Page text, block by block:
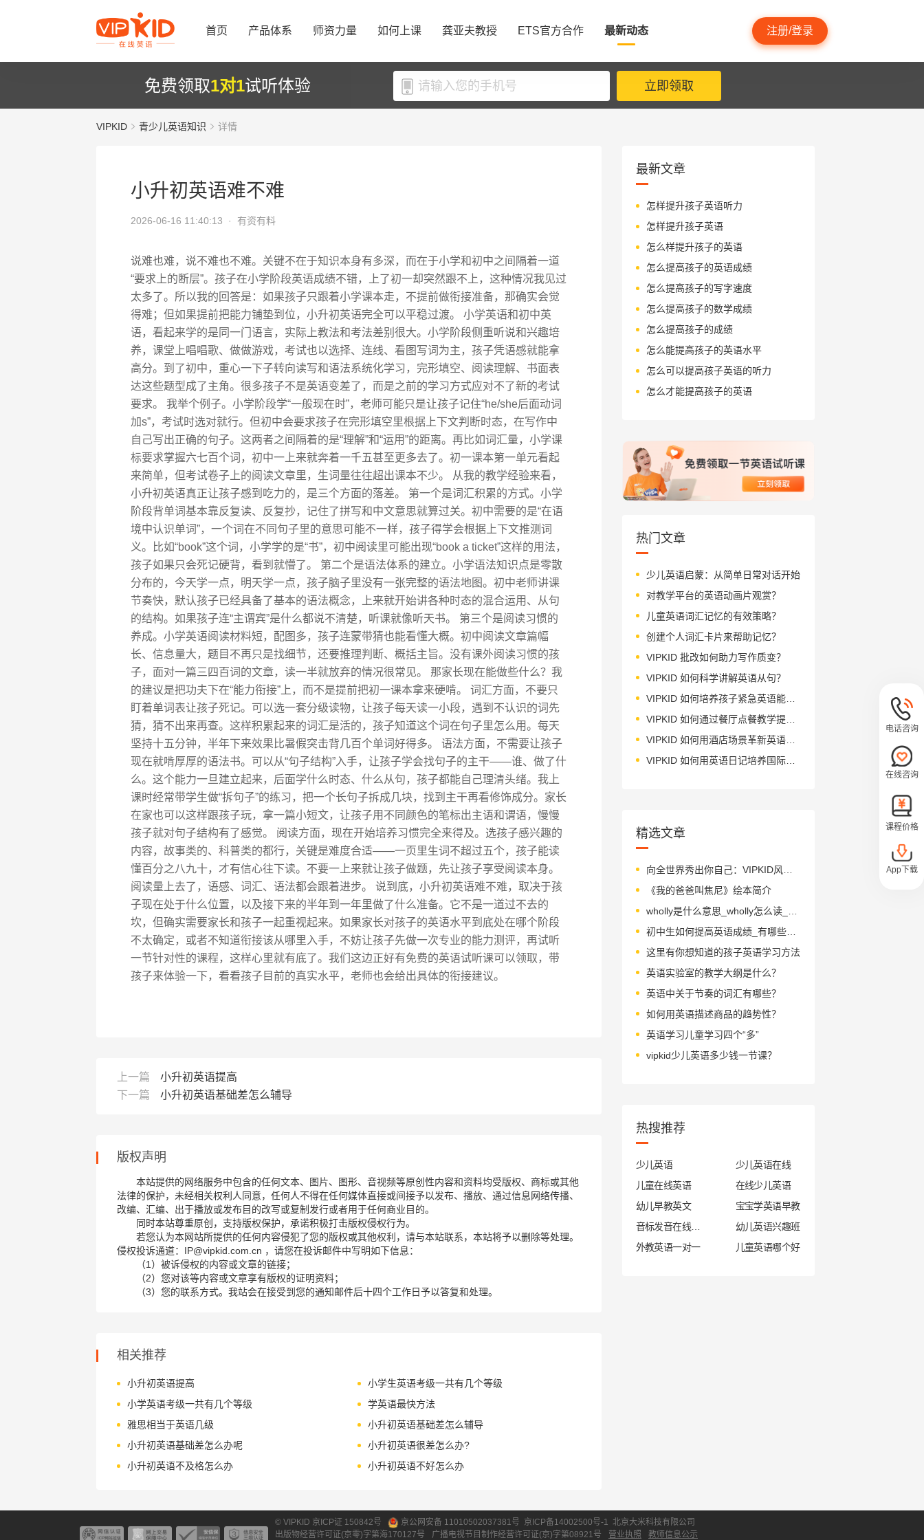
首页 产品体系 师资力量 如何上课 龚亚夫教授 ETS官方合作 最新动态 注册/登录
免费领取1对1试听体验 立即领取
VIPKID 青少儿英语知识 详情
小升初英语难不难
2026-06-16 11:40:13 · 有资有料
说难也难，说不难也不难。关键不在于知识本身有多深，而在于小学和初中之间隔着一道
“要求上的断层”。孩子在小学阶段英语成绩不错，上了初一却突然跟不上，这种情况我见过
太多了。所以我的回答是：如果孩子只跟着小学课本走，不提前做衔接准备，那确实会觉
得难；但如果提前把能力铺垫到位，小升初英语完全可以平稳过渡。 小学英语和初中英
语，看起来学的是同一门语言，实际上教法和考法差别很大。小学阶段侧重听说和兴趣培
养，课堂上唱唱歌、做做游戏，考试也以选择、连线、看图写词为主，孩子凭语感就能拿
高分。到了初中，重心一下子转向读写和语法系统化学习，完形填空、阅读理解、书面表
达这些题型成了主角。很多孩子不是英语变差了，而是之前的学习方式应对不了新的考试
要求。 我举个例子。小学阶段学“一般现在时”，老师可能只是让孩子记住“he/she后面动词
加s”，考试时选对就行。但初中会要求孩子在完形填空里根据上下文判断时态，在写作中
自己写出正确的句子。这两者之间隔着的是“理解”和“运用”的距离。再比如词汇量，小学课
标要求掌握六七百个词，初中一上来就奔着一千五甚至更多去了。初一课本第一单元看起
来简单，但考试卷子上的阅读文章里，生词量往往超出课本不少。 从我的教学经验来看，
小升初英语真正让孩子感到吃力的，是三个方面的落差。 第一个是词汇积累的方式。小学
阶段背单词基本靠反复读、反复抄，记住了拼写和中文意思就算过关。初中需要的是“在语
境中认识单词”，一个词在不同句子里的意思可能不一样，孩子得学会根据上下文推测词
义。比如“book”这个词，小学学的是“书”，初中阅读里可能出现“book a ticket”这样的用法，
孩子如果只会死记硬背，看到就懵了。 第二个是语法体系的建立。小学语法知识点是零散
分布的，今天学一点，明天学一点，孩子脑子里没有一张完整的语法地图。初中老师讲课
节奏快，默认孩子已经具备了基本的语法概念，上来就开始讲各种时态的混合运用、从句
的结构。如果孩子连“主谓宾”是什么都说不清楚，听课就像听天书。 第三个是阅读习惯的
养成。小学英语阅读材料短，配图多，孩子连蒙带猜也能看懂大概。初中阅读文章篇幅
长、信息量大，题目不再只是找细节，还要推理判断、概括主旨。没有课外阅读习惯的孩
子，面对一篇三四百词的文章，读一半就放弃的情况很常见。 那家长现在能做些什么？我
的建议是把功夫下在“能力衔接”上，而不是提前把初一课本拿来硬啃。 词汇方面，不要只
盯着单词表让孩子死记。可以选一套分级读物，让孩子每天读一小段，遇到不认识的词先
猜，猜不出来再查。这样积累起来的词汇是活的，孩子知道这个词在句子里怎么用。每天
坚持十五分钟，半年下来效果比暑假突击背几百个单词好得多。 语法方面，不需要让孩子
现在就啃厚厚的语法书。可以从“句子结构”入手，让孩子学会找句子的主干——谁、做了什
么。这个能力一旦建立起来，后面学什么时态、什么从句，孩子都能自己理清头绪。我上
课时经常带学生做“拆句子”的练习，把一个长句子拆成几块，找到主干再看修饰成分。家长
在家也可以这样跟孩子玩，拿一篇小短文，让孩子用不同颜色的笔标出主语和谓语，慢慢
孩子就对句子结构有了感觉。 阅读方面，现在开始培养习惯完全来得及。选孩子感兴趣的
内容，故事类的、科普类的都行，关键是难度合适——一页里生词不超过五个，孩子能读
懂百分之八九十，才有信心往下读。不要一上来就让孩子做题，先让孩子享受阅读本身。
阅读量上去了，语感、词汇、语法都会跟着进步。 说到底，小升初英语难不难，取决于孩
子现在处于什么位置，以及接下来的半年到一年里做了什么准备。它不是一道过不去的
坎，但确实需要家长和孩子一起重视起来。如果家长对孩子的英语水平到底处在哪个阶段
不太确定，或者不知道衔接该从哪里入手，不妨让孩子先做一次专业的能力测评，再试听
一节针对性的课程，这样心里就有底了。我们这边正好有免费的英语试听课可以领取，带
孩子来体验一下，看看孩子目前的真实水平，老师也会给出具体的衔接建议。
上一篇
小升初英语提高
下一篇
小升初英语基础差怎么辅导
版权声明
本站提供的网络服务中包含的任何文本、图片、图形、音视频等原创性内容和资料均受版权、商标或其他
法律的保护，未经相关权利人同意，任何人不得在任何媒体直接或间接予以发布、播放、通过信息网络传播、
改编、汇编、出于播放或发布目的改写或复制发行或者用于任何商业目的。
同时本站尊重原创，支持版权保护，承诺积极打击版权侵权行为。
若您认为本网站所提供的任何内容侵犯了您的版权或其他权利，请与本站联系，本站将予以删除等处理。
侵权投诉通道：IP@vipkid.com.cn ，请您在投诉邮件中写明如下信息：
（1）被诉侵权的内容或文章的链接；
（2）您对该等内容或文章享有版权的证明资料；
（3）您的联系方式。我站会在接受到您的通知邮件后十四个工作日予以答复和处理。
相关推荐
小升初英语提高
小学生英语考级一共有几个等级
小学英语考级一共有几个等级
学英语最快方法
雅思相当于英语几级
小升初英语基础差怎么辅导
小升初英语基础差怎么办呢
小升初英语很差怎么办?
小升初英语不及格怎么办
小升初英语不好怎么办
最新文章
怎样提升孩子英语听力
怎样提升孩子英语
怎么样提升孩子的英语
怎么提高孩子的英语成绩
怎么提高孩子的写字速度
怎么提高孩子的数学成绩
怎么提高孩子的成绩
怎么能提高孩子的英语水平
怎么可以提高孩子英语的听力
怎么才能提高孩子的英语
热门文章
少儿英语启蒙：从简单日常对话开始
对教学平台的英语动画片观赏？
儿童英语词汇记忆的有效策略？
创建个人词汇卡片来帮助记忆？
VIPKID 批改如何助力写作质变？
VIPKID 如何科学讲解英语从句？
VIPKID 如何培养孩子紧急英语能力？
VIPKID 如何通过餐厅点餐教学提升少儿英语应用能力？
VIPKID 如何用酒店场景革新英语教学？
VIPKID 如何用英语日记培养国际化人才？
精选文章
《我的爸爸叫焦尼》绘本简介
初中生如何提高英语成绩_有哪些诀窍值得学
这里有你想知道的孩子英语学习方法
英语实验室的教学大纲是什么？
英语中关于节奏的词汇有哪些？
如何用英语描述商品的趋势性？
英语学习儿童学习四个“多”
vipkid少儿英语多少钱一节课？
热搜推荐
少儿英语
少儿英语在线
儿童在线英语
在线少儿英语
幼儿早教英文
宝宝学英语早教
幼儿英语兴趣班
外教英语一对一
儿童英语哪个好
电话咨询
在线咨询
课程价格
App下载
© VIPKID 京ICP证 150842号 京公网安备 11010502037381号 京ICP备14002500号-1 北京大米科技有限公司
出版物经营许可证(京零)字第海170127号
广播电视节目制作经营许可证(京)字第08921号 营业执照 教师信息公示